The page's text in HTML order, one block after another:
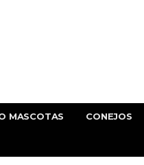
MASCOTAS CONEJOS